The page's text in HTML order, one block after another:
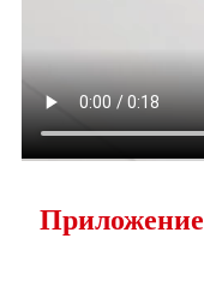
Приложение